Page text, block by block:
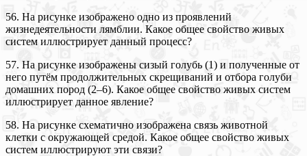
56. На рисунке изображено одно из проявлений
жизнедеятельности лямблии. Какое общее свойство живых
систем иллюстрирует данный процесс?
57. На рисунке изображены сизый голубь (1) и полученные от
него путём продолжительных скрещиваний и отбора голуби
домашних пород (2–6). Какое общее свойство живых систем
иллюстрирует данное явление?
58. На рисунке схематично изображена связь животной
клетки с окружающей средой. Какое общее свойство живых
систем иллюстрируют эти связи?